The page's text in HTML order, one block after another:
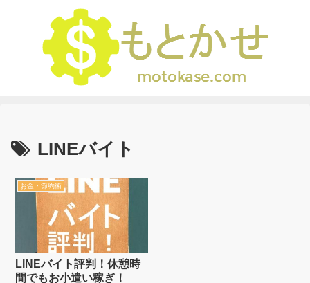
LINEバイト
お金・節約術
LINEバイト評判！休憩時
間でもお小遣い稼ぎ！